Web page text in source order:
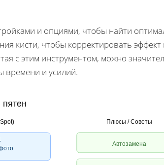
и опциями, чтобы найти
кисти, чтобы корректировать эффект
с этим инструментом, можно
времени и усилий.
Плюсы / Советы
Автозамена